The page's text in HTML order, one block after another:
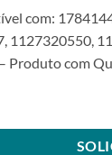
com:
1127320550,
Produto com